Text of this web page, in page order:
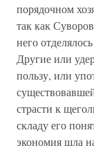
порядочном
так как
него
Другие или
пользу, или
страсти к
складу его
экономия шла